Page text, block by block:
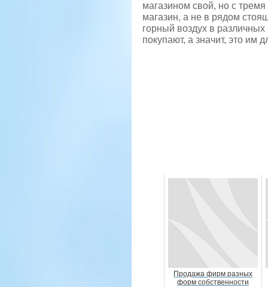
магазином свой, но с
магазин, а не в рядом
горный воздух в
покупают, а значит, это им
Продажа фирм разных
форм собственности